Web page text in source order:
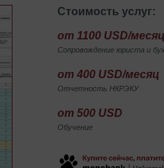
Стоимость услуг:
от 1100 USD/месяц
Сопровождение юриста и
от 400 USD/месяц
Отчетность НКРЭКУ
от 500 USD
Обучение